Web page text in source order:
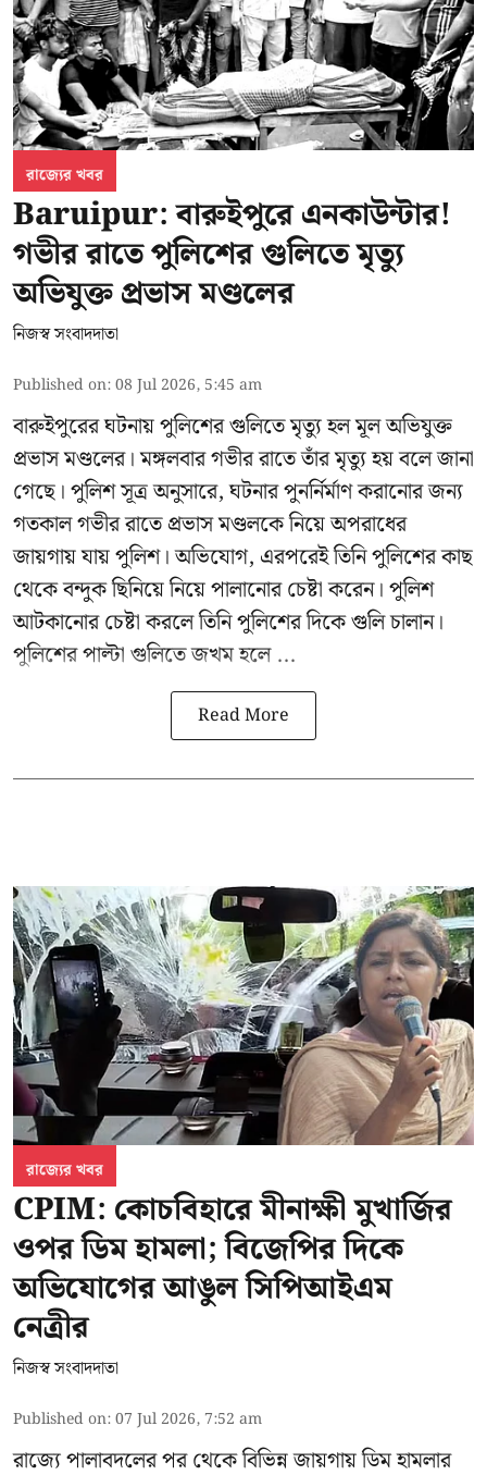
রাজ্যের খবর
Baruipur: বারুইপুরে এনকাউন্টার!
গভীর রাতে পুলিশের গুলিতে মৃত্যু
অভিযুক্ত প্রভাস মণ্ডলের
নিজস্ব সংবাদদাতা
Published on:08 Jul 2026, 5:45 am
বারুইপুরের ঘটনায় পুলিশের গুলিতে মৃত্যু হল মূল অভিযুক্ত
প্রভাস মণ্ডলের। মঙ্গলবার গভীর রাতে তাঁর মৃত্যু হয় বলে জানা
গেছে। পুলিশ সূত্র অনুসারে, ঘটনার পুনর্নির্মাণ করানোর জন্য
গতকাল গভীর রাতে প্রভাস মণ্ডলকে নিয়ে অপরাধের
জায়গায় যায় পুলিশ। অভিযোগ, এরপরেই তিনি পুলিশের কাছ
থেকে বন্দুক ছিনিয়ে নিয়ে পালানোর চেষ্টা করেন। পুলিশ
আটকানোর চেষ্টা করলে তিনি পুলিশের দিকে গুলি চালান।
পুলিশের পাল্টা গুলিতে জখম হলে ...
Read More
রাজ্যের খবর
CPIM: কোচবিহারে মীনাক্ষী মুখার্জির
ওপর ডিম হামলা; বিজেপির দিকে
অভিযোগের আঙুল সিপিআইএম
নেত্রীর
নিজস্ব সংবাদদাতা
Published on:07 Jul 2026, 7:52 am
রাজ্যে পালাবদলের পর থেকে বিভিন্ন জায়গায় ডিম হামলার